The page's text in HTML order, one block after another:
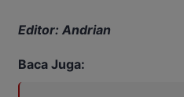
Editor: Andrian
Baca Juga: